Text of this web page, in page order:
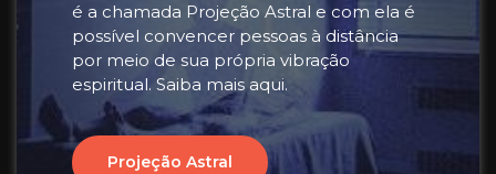
é a chamada Projeção Astral e com ela é
possível convencer pessoas à distância
por meio de sua própria vibração
espiritual. Saiba mais aqui.
Projeção Astral